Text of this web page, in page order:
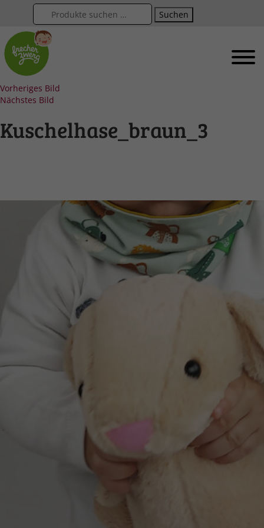
Suchen
Vorheriges Bild
Nächstes Bild
Kuschelhase_braun_3